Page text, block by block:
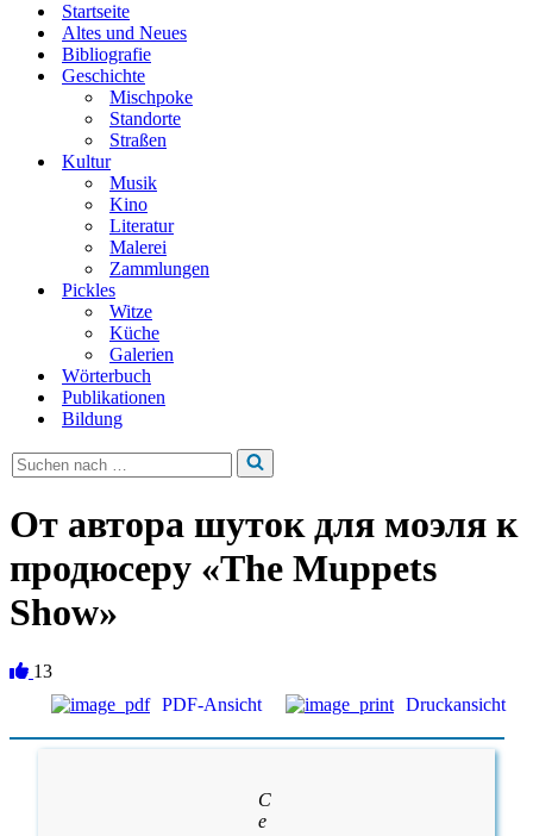
Startseite
Altes und Neues
Bibliografie
Geschichte
Mischpoke
Standorte
Straßen
Kultur
Musik
Kino
Literatur
Malerei
Zammlungen
Pickles
Witze
Küche
Galerien
Wörterbuch
Publikationen
Bildung
Suchen
nach …
От автора шуток для моэля к
продюсеру «The Muppets
Show»
13
PDF-Ansicht
Druckansicht
С
е